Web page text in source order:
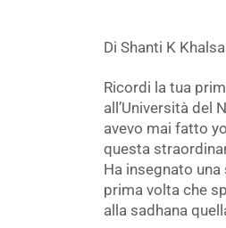
Di Shanti K Khalsa
Ricordi la tua
all’Università del
avevo mai fatto
questa
Ha insegnato
prima volta che
alla sadhana